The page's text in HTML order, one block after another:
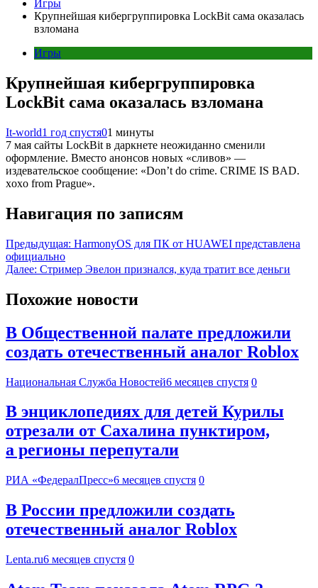
Игры
Крупнейшая кибергруппировка LockBit сама оказалась
взломана
Игры
Крупнейшая кибергруппировка
LockBit сама оказалась взломана
It-world1 год спустя01 минуты
7 мая сайты LockBit в даркнете неожиданно сменили
оформление. Вместо анонсов новых «сливов» —
издевательское сообщение: «Don’t do crime. CRIME IS BAD.
xoxo from Prague».
Навигация по записям
Предыдущая: HarmonyOS для ПК от HUAWEI представлена
официально
Далее: Стример Эвелон признался, куда тратит все деньги
Похожие новости
В Общественной палате предложили
создать отечественный аналог Roblox
Национальная Служба Новостей6 месяцев спустя 0
В энциклопедиях для детей Курилы
отрезали от Сахалина пунктиром,
а регионы перепутали
РИА «ФедералПресс»6 месяцев спустя 0
В России предложили создать
отечественный аналог Roblox
Lenta.ru6 месяцев спустя 0